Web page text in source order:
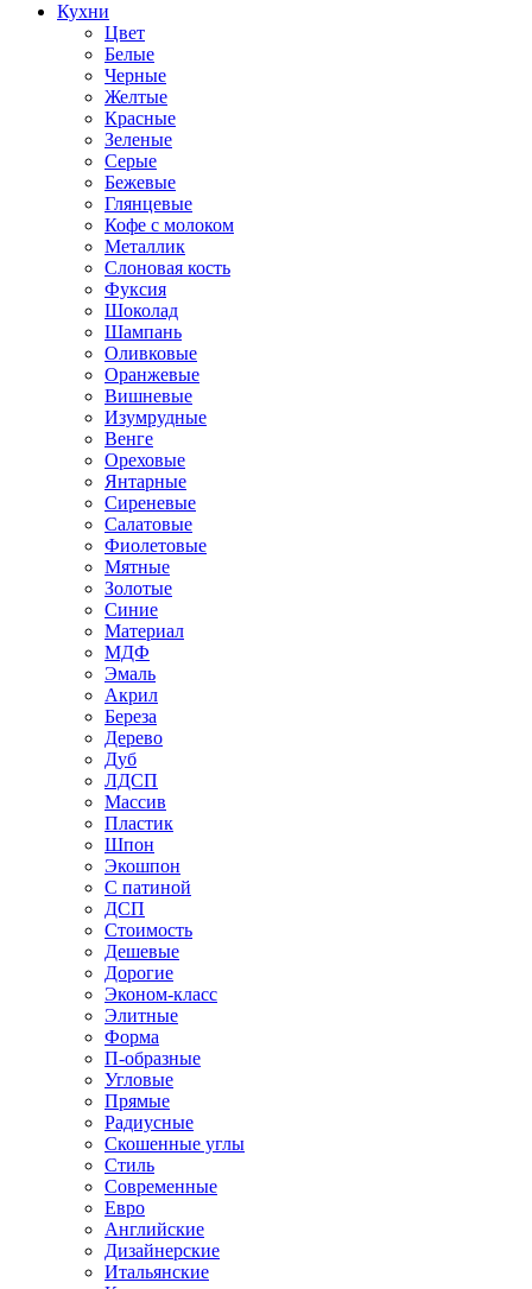
Кухни
Цвет
Белые
Черные
Желтые
Красные
Зеленые
Серые
Бежевые
Глянцевые
Кофе с молоком
Металлик
Слоновая кость
Фуксия
Шоколад
Шампань
Оливковые
Оранжевые
Вишневые
Изумрудные
Венге
Ореховые
Янтарные
Сиреневые
Салатовые
Фиолетовые
Мятные
Золотые
Синие
Материал
МДФ
Эмаль
Акрил
Береза
Дерево
Дуб
ЛДСП
Массив
Пластик
Шпон
Экошпон
С патиной
ДСП
Стоимость
Дешевые
Дорогие
Эконом-класс
Элитные
Форма
П-образные
Угловые
Прямые
Радиусные
Скошенные углы
Стиль
Современные
Евро
Английские
Дизайнерские
Итальянские